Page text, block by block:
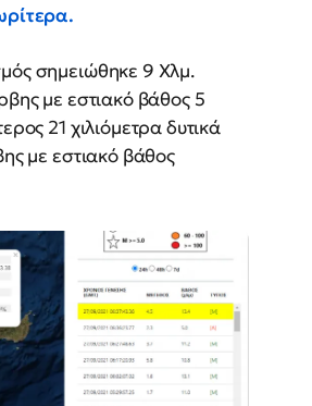
σημειώθηκε 9 Χλμ.
με εστιακό βάθος 5
21 χιλιόμετρα δυτικά
με εστιακό βάθος